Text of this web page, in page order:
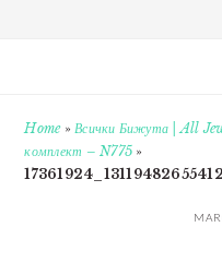
Home»Всички Бижута | All
комплект – N775 »